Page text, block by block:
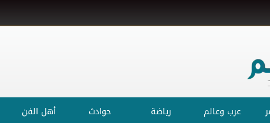
عرب وعالم رياضة حوادث أهل الفن